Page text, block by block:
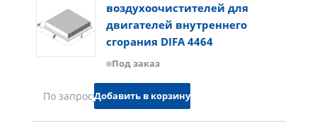
воздухоочистителей для
двигателей внутреннего
сгорания DIFA 4464
Под заказ
По запросуДобавить в корзину